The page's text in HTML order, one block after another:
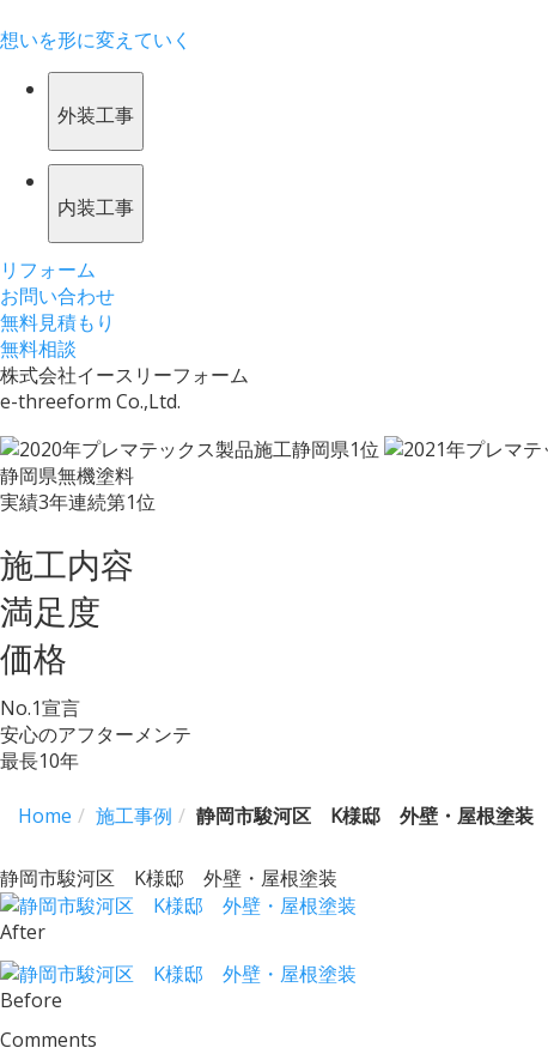
想いを形に変えていく
外装工事
内装工事
リフォーム
お問い合わせ
無料見積もり
無料相談
株式会社イースリーフォーム
e-threeform Co.,Ltd.
静岡県無機塗料
実績3年連続第1位
施工内容
満足度
価格
No.1宣言
安心のアフターメンテ
最長10年
Home 施工事例 静岡市駿河区 K様邸 外壁・屋根塗装
静岡市駿河区 K様邸 外壁・屋根塗装
After
Before
Comments